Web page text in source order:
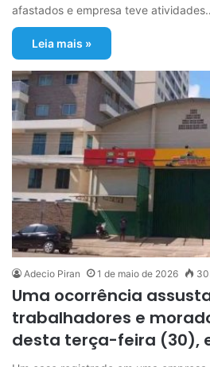
afastados e empresa teve
Leia mais »
Adecio Piran 1 de maio de 2026
Uma ocorrência
trabalhadores e
desta terça-feira (30),